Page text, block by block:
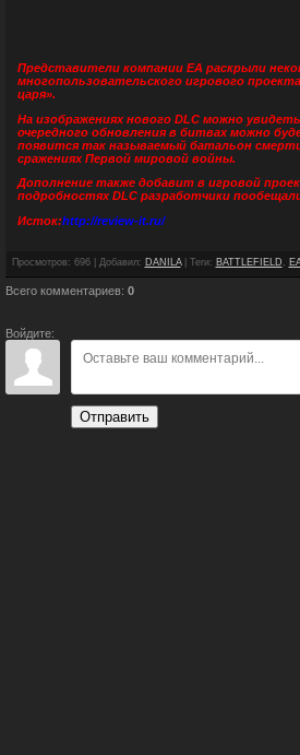
Представители компании EA раскрыли
многопользовательского игрового
царя».
На изображениях нового DLC можно
очередного обновления в битвах можно
появится так называемый батальон
сражениях Первой мировой войны.
Дополнение также добавит в игровой
подробностях DLC разработчики
Исток:http://review-it.ru/
Просмотров: 696| Добавил: DANILA Теги: BATTLEFIELD
Всего комментариев: 0
Войдите:
Отправить